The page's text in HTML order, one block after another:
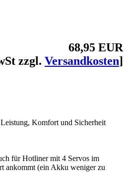
68,95 EUR
zzgl. Versandkosten]
Komfort und Sicherheit
für Hotliner mit 4 Servos im
ankommt (ein Akku weniger zu